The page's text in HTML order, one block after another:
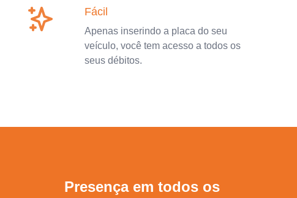
Fácil
Apenas inserindo a placa do seu
veículo, você tem acesso a todos os
seus débitos.
Presença em todos os